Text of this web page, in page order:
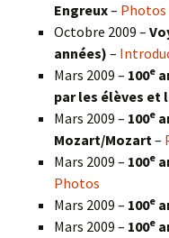
Engreux– Photos
Octobre 2009 –
années) –
Mars 2009 – 100e
par les élèves et
Mars 2009 – 100e
Mozart/Mozart–
Mars 2009 – 100e
Photos
Mars 2009 – 100e
Mars 2009 – 100e